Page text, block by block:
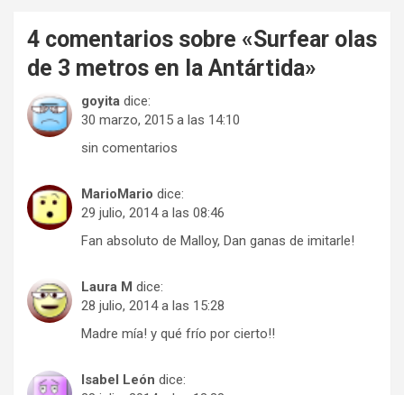
4 comentarios sobre «Surfear olas
de 3 metros en la Antártida»
goyita dice:
30 marzo, 2015 a las 14:10
sin comentarios
MarioMario dice:
29 julio, 2014 a las 08:46
Fan absoluto de Malloy, Dan ganas de imitarle!
Laura M dice:
28 julio, 2014 a las 15:28
Madre mía! y qué frío por cierto!!
Isabel León dice: